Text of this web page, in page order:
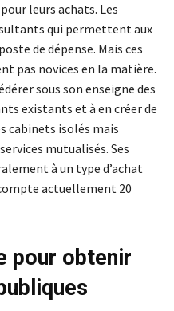
leurs achats. Les
qui permettent aux
de dépense. Mais ces
pas novices en la matière.
sous son enseigne des
existants et à en créer de
cabinets isolés mais
mutualisés. Ses
à un type d’achat
actuellement 20
pour obtenir